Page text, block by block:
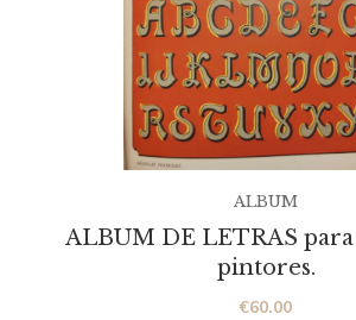
ALBUM DE LETRAS para
pintores.
€60.00
ALBUM